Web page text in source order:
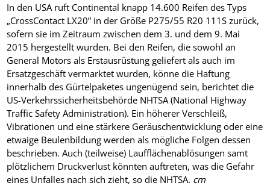
In den USA ruft Continental knapp 14.600 Reifen des Typs
„CrossContact LX20” in der Größe P275/55 R20 111S zurück,
sofern sie im Zeitraum zwischen dem 3. und dem 9. Mai
2015 hergestellt wurden. Bei den Reifen, die sowohl an
General Motors als Erstausrüstung geliefert als auch im
Ersatzgeschäft vermarktet wurden, könne die Haftung
innerhalb des Gürtelpaketes ungenügend sein, berichtet die
US-Verkehrssicherheitsbehörde NHTSA (National Highway
Traffic Safety Administration). Ein höherer Verschleiß,
Vibrationen und eine stärkere Geräuschentwicklung oder eine
etwaige Beulenbildung werden als mögliche Folgen dessen
beschrieben. Auch (teilweise) Laufflächenablösungen samt
plötzlichem Druckverlust könnten auftreten, was die Gefahr
eines Unfalles nach sich zieht, so die NHTSA. cm